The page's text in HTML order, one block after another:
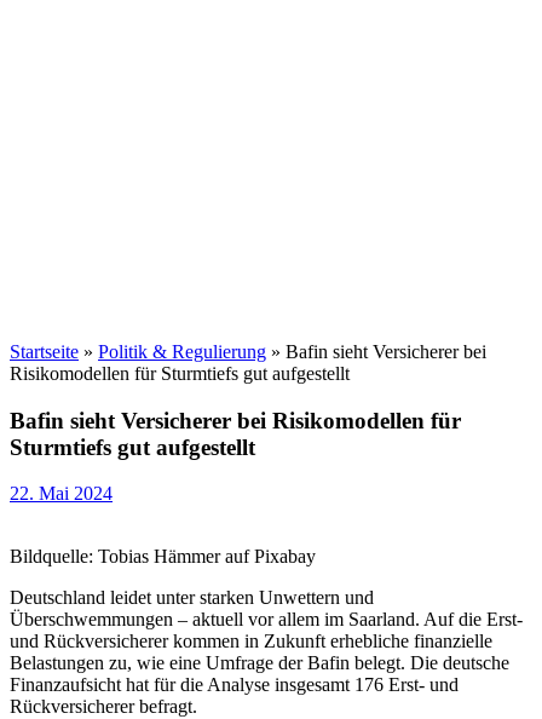
Startseite » Politik & Regulierung » Bafin sieht Versicherer bei
Risikomodellen für Sturmtiefs gut aufgestellt
Bafin sieht Versicherer bei Risikomodellen für
Sturmtiefs gut aufgestellt
22. Mai 2024
Bildquelle: Tobias Hämmer auf Pixabay
Deutschland leidet unter starken Unwettern und
Überschwemmungen – aktuell vor allem im Saarland. Auf die Erst-
und Rückversicherer kommen in Zukunft erhebliche finanzielle
Belastungen zu, wie eine Umfrage der Bafin belegt. Die deutsche
Finanzaufsicht hat für die Analyse insgesamt 176 Erst- und
Rückversicherer befragt.